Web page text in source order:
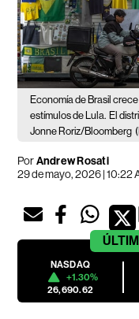
Economía de Brasil
estímulos de Lula. El
Jonne Roriz/Bloomberg
PorAndrew Rosati
29 de mayo, 2026 | 10:22
NASDAQ
+1.30%
26,690.62